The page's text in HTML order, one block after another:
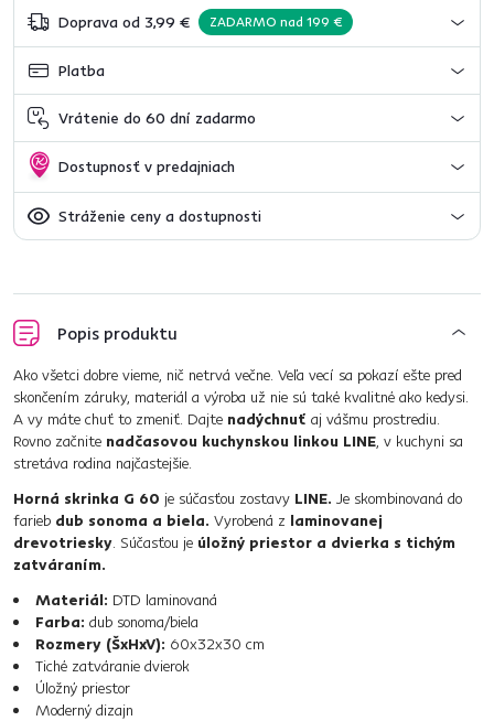
Doprava od 3,99 € ZADARMO nad 199 €
Platba
Vrátenie do 60 dní zadarmo
Dostupnosť v predajniach
Stráženie ceny a dostupnosti
Popis produktu
Ako všetci dobre vieme, nič netrvá večne. Veľa vecí sa pokazí ešte pred
skončením záruky, materiál a výroba už nie sú také kvalitné ako kedysi.
A vy máte chuť to zmeniť. Dajte nadýchnuť aj vášmu prostrediu.
Rovno začnite nadčasovou kuchynskou linkou LINE, v kuchyni sa
stretáva rodina najčastejšie.
Horná skrinka G 60 je súčasťou zostavy LINE. Je skombinovaná do
farieb dub sonoma a biela. Vyrobená z laminovanej
drevotriesky. Súčasťou je úložný priestor a dvierka s tichým
zatváraním.
Materiál: DTD laminovaná
Farba: dub sonoma/biela
Rozmery (ŠxHxV): 60x32x30 cm
Tiché zatváranie dvierok
Úložný priestor
Moderný dizajn